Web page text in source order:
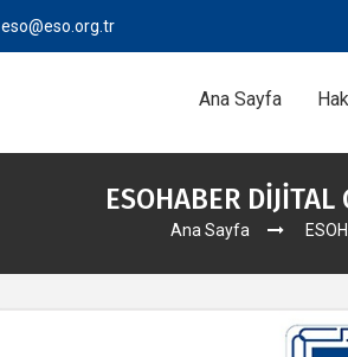
eso@eso.org.tr
Ana Sayfa
ESOHABER
Ana Sayfa